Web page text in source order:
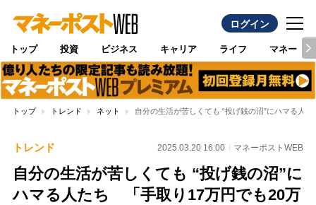
ログイン
トップ 投資 ビジネス キャリア ライフ マネー
トップ トレンド ネット 自分の生活が苦しくても “投げ銭の沼”にハマる人
トレンド 2025.03.20 16:00 マネーポストWEB
自分の生活が苦しくても “投げ銭の沼”に
ハマる人たち 「手取り17万円でも20万